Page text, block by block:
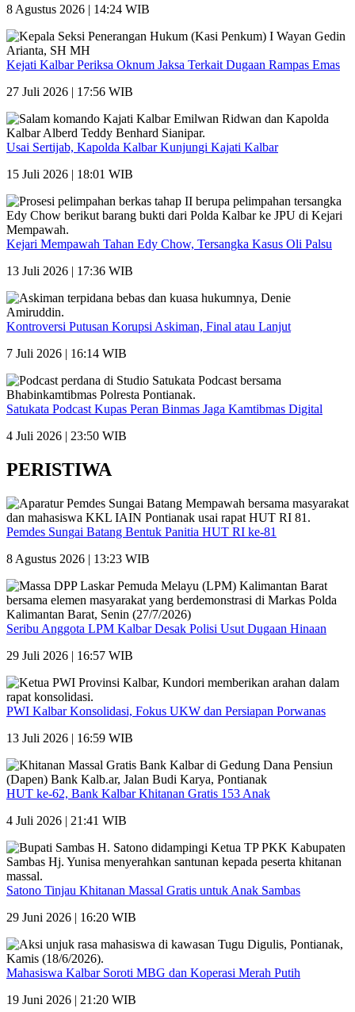
8 Agustus 2026 | 14:24 WIB
Kejati Kalbar Periksa Oknum Jaksa Terkait Dugaan Rampas Emas
27 Juli 2026 | 17:56 WIB
Usai Sertijab, Kapolda Kalbar Kunjungi Kajati Kalbar
15 Juli 2026 | 18:01 WIB
Kejari Mempawah Tahan Edy Chow, Tersangka Kasus Oli Palsu
13 Juli 2026 | 17:36 WIB
Kontroversi Putusan Korupsi Askiman, Final atau Lanjut
7 Juli 2026 | 16:14 WIB
Satukata Podcast Kupas Peran Binmas Jaga Kamtibmas Digital
4 Juli 2026 | 23:50 WIB
PERISTIWA
Pemdes Sungai Batang Bentuk Panitia HUT RI ke-81
8 Agustus 2026 | 13:23 WIB
Seribu Anggota LPM Kalbar Desak Polisi Usut Dugaan Hinaan
29 Juli 2026 | 16:57 WIB
PWI Kalbar Konsolidasi, Fokus UKW dan Persiapan Porwanas
13 Juli 2026 | 16:59 WIB
HUT ke-62, Bank Kalbar Khitanan Gratis 153 Anak
4 Juli 2026 | 21:41 WIB
Satono Tinjau Khitanan Massal Gratis untuk Anak Sambas
29 Juni 2026 | 16:20 WIB
Mahasiswa Kalbar Soroti MBG dan Koperasi Merah Putih
19 Juni 2026 | 21:20 WIB